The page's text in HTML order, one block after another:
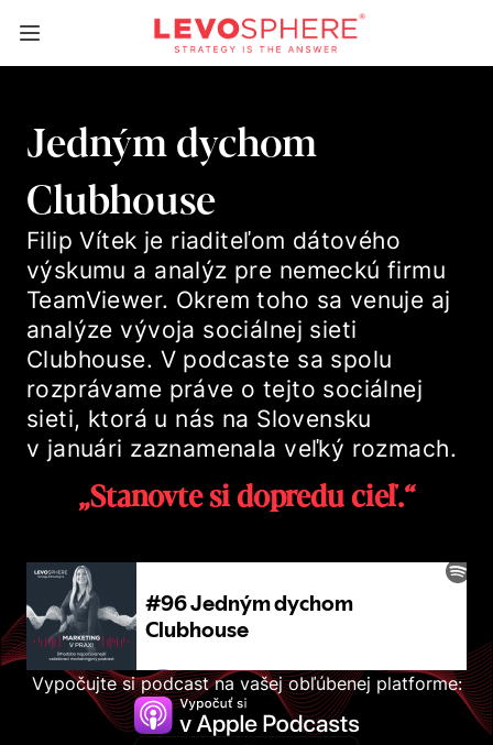
Jedným dychom
Clubhouse
Filip Vítek je riaditeľom dátového
výskumu a analýz pre nemeckú firmu
TeamViewer. Okrem toho sa venuje aj
analýze vývoja sociálnej sieti
Clubhouse. V podcaste sa spolu
rozprávame práve o tejto sociálnej
sieti, ktorá u nás na Slovensku
v januári zaznamenala veľký rozmach.
„Stanovte si dopredu cieľ.“
Vypočujte si podcast na vašej obľúbenej platforme: